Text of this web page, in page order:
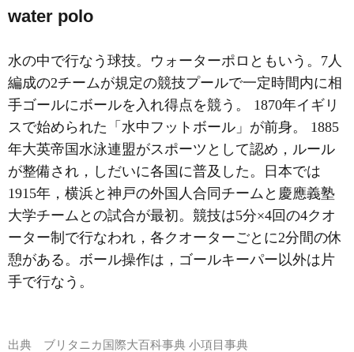
water polo
水の中で行なう球技。ウォーターポロともいう。7人
編成の2チームが規定の競技プールで一定時間内に相
手ゴールにボールを入れ得点を競う。 1870年イギリ
スで始められた「水中フットボール」が前身。 1885
年大英帝国水泳連盟がスポーツとして認め，ルール
が整備され，しだいに各国に普及した。日本では
1915年，横浜と神戸の外国人合同チームと慶應義塾
大学チームとの試合が最初。競技は5分×4回の4クオ
ーター制で行なわれ，各クオーターごとに2分間の休
憩がある。ボール操作は，ゴールキーパー以外は片
手で行なう。
出典 ブリタニカ国際大百科事典 小項目事典